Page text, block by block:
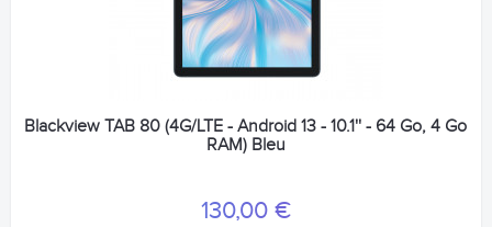
Blackview TAB 80 (4G/LTE - Android 13 - 10.1'' - 64 Go, 4 Go
RAM) Bleu
130,00 €